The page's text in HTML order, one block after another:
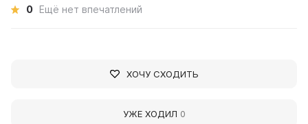
0 Ещё нет впечатлений
ХОЧУ СХОДИТЬ
УЖЕ ХОДИЛ 0